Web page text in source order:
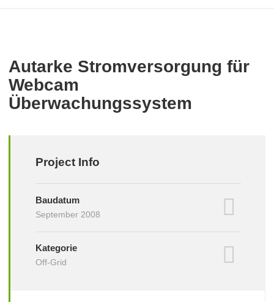
Autarke Stromversorgung für
Webcam
Überwachungssystem
Project Info
Baudatum
September 2008
Kategorie
Off-Grid